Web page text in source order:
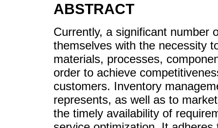
ABSTRACT
Currently, a significant number
themselves with the necessity
materials, processes,
order to achieve
customers. Inventory
represents, as well as to
the timely availability of